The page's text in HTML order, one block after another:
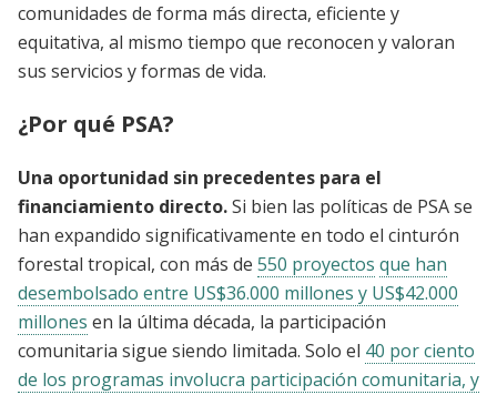
comunidades de forma más directa, eficiente y
equitativa, al mismo tiempo que reconocen y valoran
sus servicios y formas de vida.
¿Por qué PSA?
Una oportunidad sin precedentes para el
financiamiento directo.Si bien las políticas de PSA se
han expandido significativamente en todo el cinturón
forestal tropical, con más de 550 proyectos que han
desembolsado entre US$36.000 millones y US$42.000
millones en la última década, la participación
comunitaria sigue siendo limitada. Solo el 40 por ciento
de los programas involucra participación comunitaria, y